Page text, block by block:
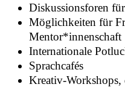
Diskussionsforen
Möglichkeiten für
Mentor*innenschaft
Internationale
Sprachcafés
Kreativ-Workshops,